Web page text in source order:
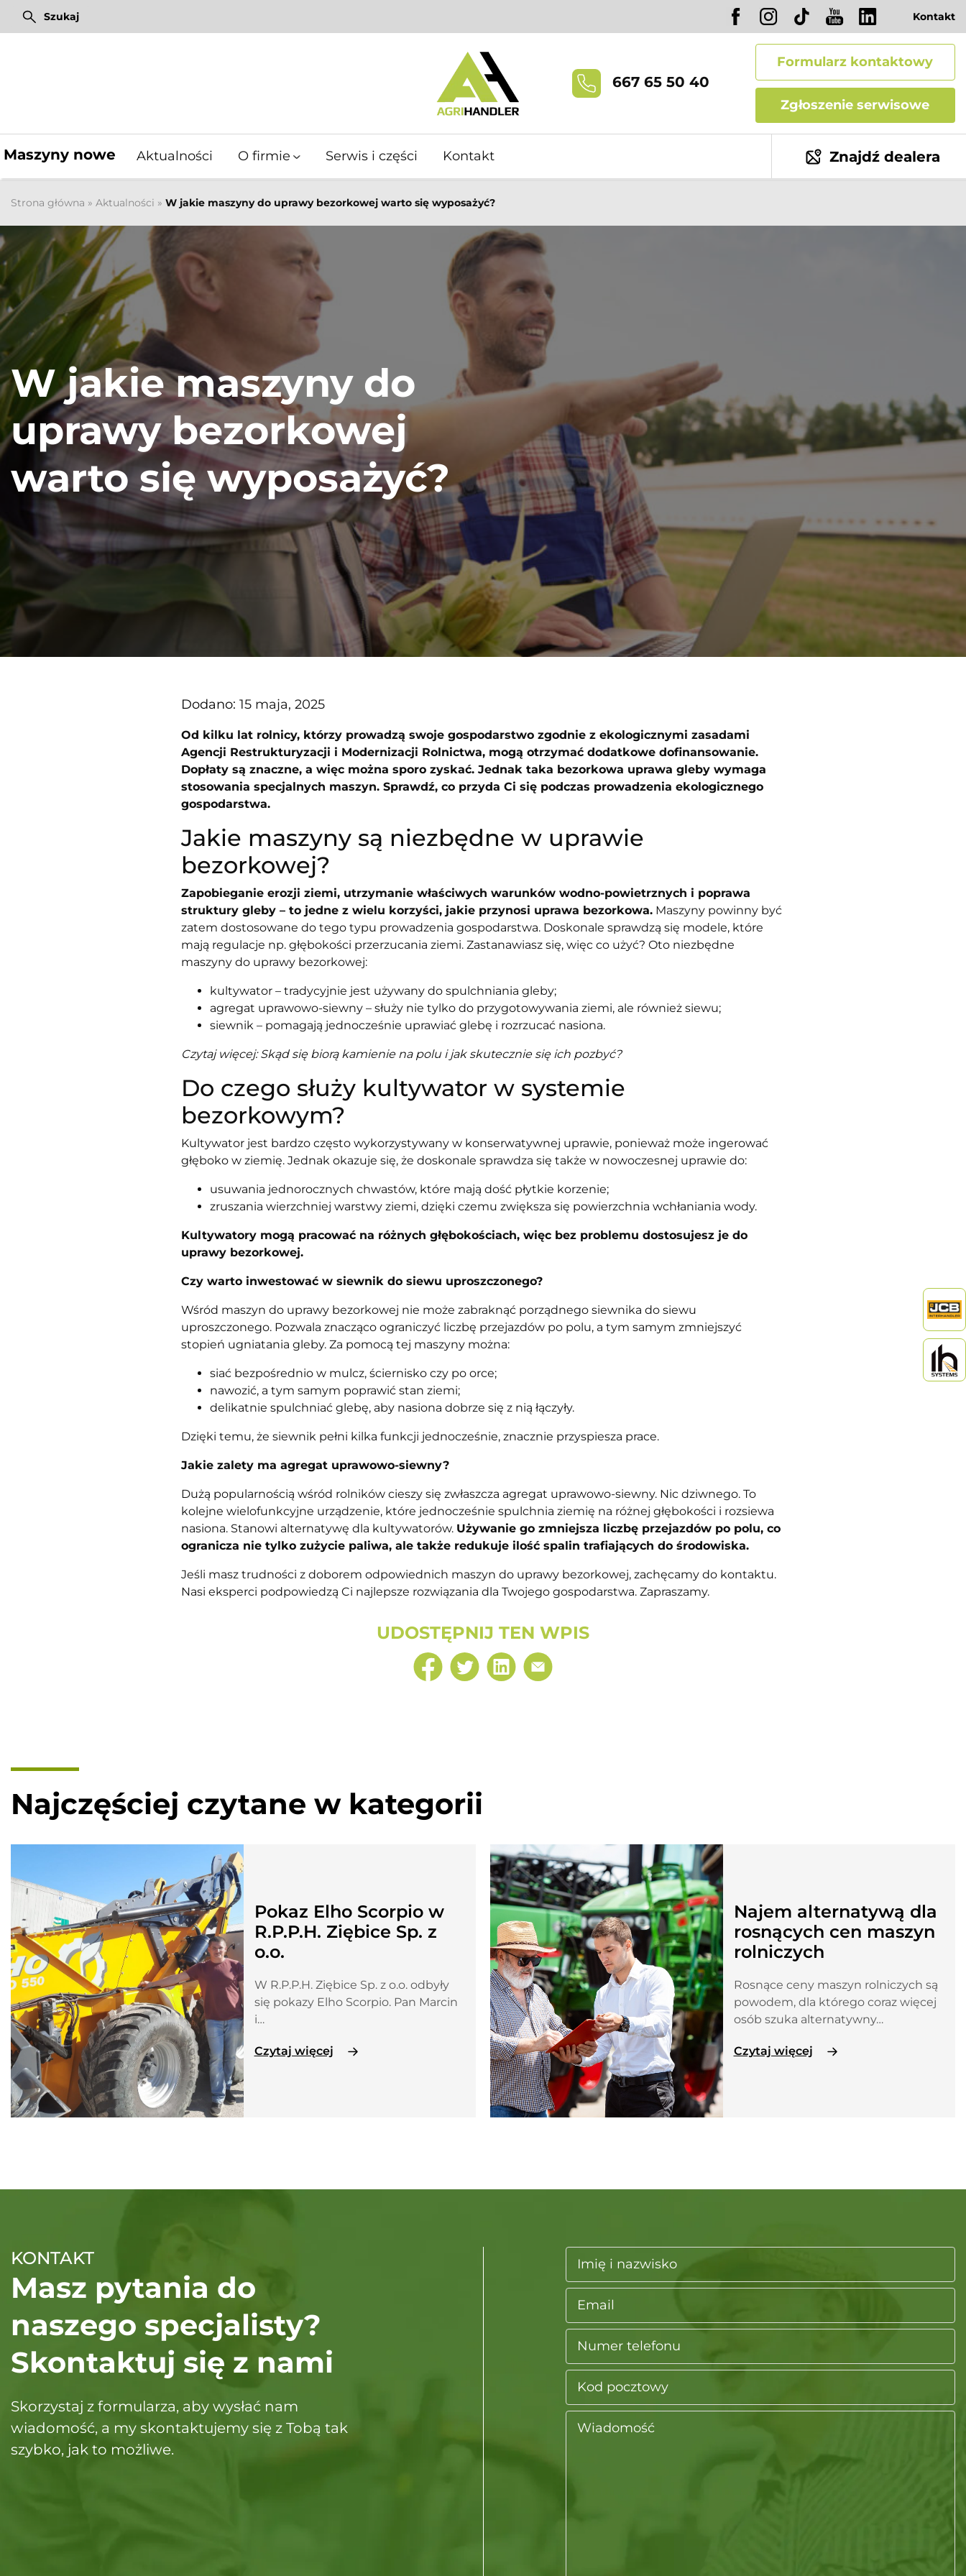
Przejdź
Szukaj Kontakt
667 65 50 40
Formularz kontaktowy
Zgłoszenie serwisowe
Maszyny nowe Aktualności O firmie Serwis i części Kontakt Znajdź dealera
Strona główna » Aktualności » W jakie maszyny do uprawy bezorkowej warto się wyposażyć?
W jakie maszyny do
uprawy bezorkowej
warto się wyposażyć?
Dodano: 15 maja, 2025
Od kilku lat rolnicy, którzy prowadzą swoje gospodarstwo zgodnie z ekologicznymi zasadami
Agencji Restrukturyzacji i Modernizacji Rolnictwa, mogą otrzymać dodatkowe dofinansowanie.
Dopłaty są znaczne, a więc można sporo zyskać. Jednak taka bezorkowa uprawa gleby wymaga
stosowania specjalnych maszyn. Sprawdź, co przyda Ci się podczas prowadzenia ekologicznego
gospodarstwa.
Jakie maszyny są niezbędne w uprawie
bezorkowej?
Zapobieganie erozji ziemi, utrzymanie właściwych warunków wodno-powietrznych i poprawa
struktury gleby – to jedne z wielu korzyści, jakie przynosi uprawa bezorkowa. Maszyny powinny być
zatem dostosowane do tego typu prowadzenia gospodarstwa. Doskonale sprawdzą się modele, które
mają regulacje np. głębokości przerzucania ziemi. Zastanawiasz się, więc co użyć? Oto niezbędne
maszyny do uprawy bezorkowej:
kultywator – tradycyjnie jest używany do spulchniania gleby;
agregat uprawowo-siewny – służy nie tylko do przygotowywania ziemi, ale również siewu;
siewnik – pomagają jednocześnie uprawiać glebę i rozrzucać nasiona.
Czytaj więcej:Skąd się biorą kamienie na polu i jak skutecznie się ich pozbyć?
Do czego służy kultywator w systemie
bezorkowym?
Kultywator jest bardzo często wykorzystywany w konserwatywnej uprawie, ponieważ może ingerować
głęboko w ziemię. Jednak okazuje się, że doskonale sprawdza się także w nowoczesnej uprawie do:
usuwania jednorocznych chwastów, które mają dość płytkie korzenie;
zruszania wierzchniej warstwy ziemi, dzięki czemu zwiększa się powierzchnia wchłaniania wody.
Kultywatory mogą pracować na różnych głębokościach, więc bez problemu dostosujesz je do
uprawy bezorkowej.
Czy warto inwestować w siewnik do siewu uproszczonego?
Wśród maszyn do uprawy bezorkowej nie może zabraknąć porządnego siewnika do siewu
uproszczonego. Pozwala znacząco ograniczyć liczbę przejazdów po polu, a tym samym zmniejszyć
stopień ugniatania gleby. Za pomocą tej maszyny można:
siać bezpośrednio w mulcz, ściernisko czy po orce;
nawozić, a tym samym poprawić stan ziemi;
delikatnie spulchniać glebę, aby nasiona dobrze się z nią łączyły.
Dzięki temu, że siewnik pełni kilka funkcji jednocześnie, znacznie przyspiesza prace.
Jakie zalety ma agregat uprawowo-siewny?
Dużą popularnością wśród rolników cieszy się zwłaszcza agregat uprawowo-siewny. Nic dziwnego. To
kolejne wielofunkcyjne urządzenie, które jednocześnie spulchnia ziemię na różnej głębokości i rozsiewa
nasiona. Stanowi alternatywę dla kultywatorów. Używanie go zmniejsza liczbę przejazdów po polu, co
ogranicza nie tylko zużycie paliwa, ale także redukuje ilość spalin trafiających do środowiska.
Jeśli masz trudności z doborem odpowiednich maszyn do uprawy bezorkowej, zachęcamy do kontaktu.
Nasi eksperci podpowiedzą Ci najlepsze rozwiązania dla Twojego gospodarstwa. Zapraszamy.
UDOSTĘPNIJ TEN WPIS
Najczęściej czytane w kategorii
Pokaz Elho Scorpio w
R.P.P.H. Ziębice Sp. z
o.o.
W R.P.P.H. Ziębice Sp. z o.o. odbyły
się pokazy Elho Scorpio. Pan Marcin
i…
Czytaj więcej
Najem alternatywą dla
rosnących cen maszyn
rolniczych
Rosnące ceny maszyn rolniczych są
powodem, dla którego coraz więcej
osób szuka alternatywny…
Czytaj więcej
KONTAKT
Masz pytania do
naszego specjalisty?
Skontaktuj się z nami
Skorzystaj z formularza, aby wysłać nam
wiadomość, a my skontaktujemy się z Tobą tak
szybko, jak to możliwe.